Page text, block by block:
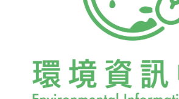
音譯相互穿插。有詩；有音樂，耐人
在440書頁上所寫的語句如左。電話上
有第二段第一句她不同意，其他都是「
緣起 因為緣起 而有五蘊 五蘊是煩
是果報 果報而再